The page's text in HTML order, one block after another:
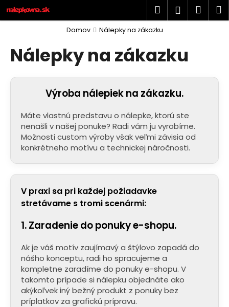
Prejsť
na
obsah
Hľadať
Domov Nálepky na zákazku
Nálepky na zákazku
Výroba nálepiek na zákazku.
Máte vlastnú predstavu o nálepke, ktorú ste
nenašli v našej ponuke? Radi vám ju vyrobíme.
Možnosti custom výroby však veľmi závisia od
konkrétneho motívu a technickej náročnosti.
V praxi sa pri každej požiadavke
stretávame s tromi scenármi:
1. Zaradenie do ponuky e-shopu.
Ak je váš motív zaujímavý a štýlovo zapadá do
nášho konceptu, radi ho spracujeme a
kompletne zaradíme do ponuky e-shopu. V
takomto prípade si nálepku objednáte ako
akýkoľvek iný bežný produkt z ponuky bez
príplatkov za grafickú prípravu.
K
o
Č
p
u
j